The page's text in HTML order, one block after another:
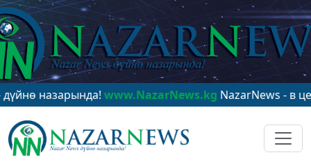
www.NazarNews.kgNazarNews - в центре